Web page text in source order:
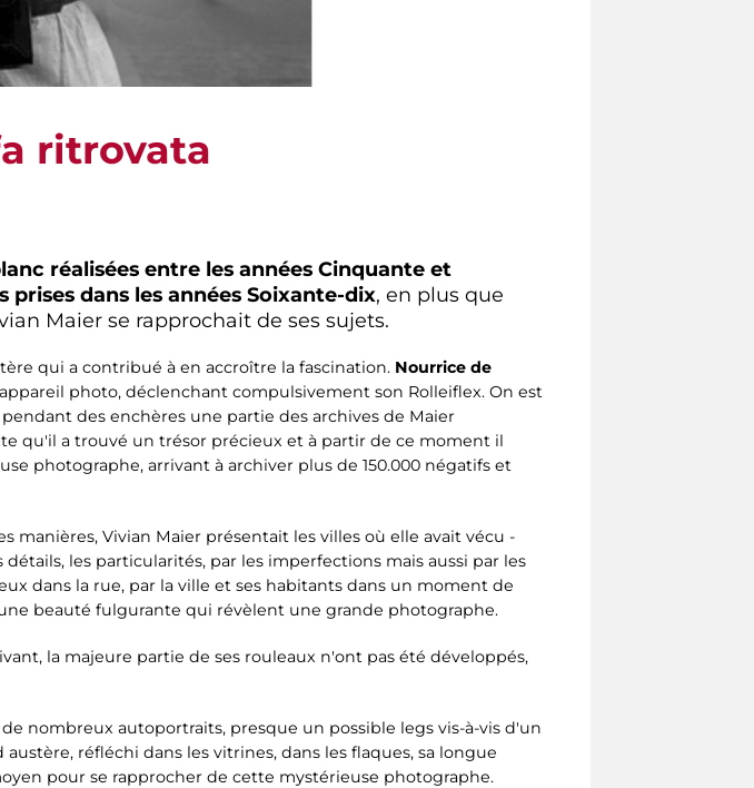
ritrovata
réalisées entre les années Cinquante et
dans les années Soixante-dix, en plus que
Maier se rapprochait de ses sujets.
qui a contribué à en accroître la fascination. Nourrice de
photo, déclenchant compulsivement son Rolleiflex. On est
des enchères une partie des archives de Maier
qu'il a trouvé un trésor précieux et à partir de ce moment il
photographe, arrivant à archiver plus de 150.000 négatifs et
manières, Vivian Maier présentait les villes où elle avait vécu -
les particularités, par les imperfections mais aussi par les
dans la rue, par la ville et ses habitants dans un moment de
beauté fulgurante qui révèlent une grande photographe.
la majeure partie de ses rouleaux n'ont pas été développés,
nombreux autoportraits, presque un possible legs vis-à-vis d'un
réfléchi dans les vitrines, dans les flaques, sa longue
pour se rapprocher de cette mystérieuse photographe.